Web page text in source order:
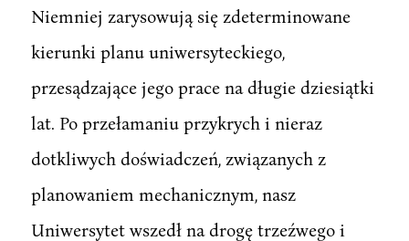
Niemniej zarysowują się zdeterminowane
kierunki planu uniwersyteckiego,
przesądzające jego prace na długie dziesiątki
lat. Po przełamaniu przykrych i nieraz
dotkliwych doświadczeń, związanych z
planowaniem mechanicznym, nasz
Uniwersytet wszedł na drogę trzeźwego i